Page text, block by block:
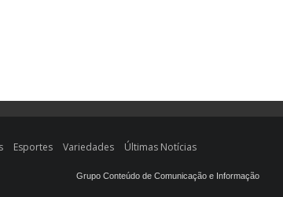
Esportes Variedades Últimas Notícias
Grupo Conteúdo de Comunicação e Informação